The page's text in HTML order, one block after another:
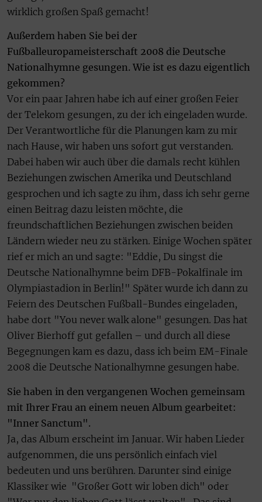
wirklich großen Spaß gemacht!
Außerdem haben Sie bei der
Fußballeuropameisterschaft 2008 die Deutsche
Nationalhymne gesungen. Wie ist es dazu eigentlich
gekommen?
Vor ein paar Jahren habe ich auf einer großen Feier
der Telekom gesungen, zu der ich eingeladen wurde.
Der Verantwortliche für die Planungen kam zu mir
nach Hause, wir haben uns sofort gut verstanden.
Dabei haben wir auch über die damals recht kühlen
Beziehungen zwischen Amerika und Deutschland
gesprochen und ich sagte zu ihm, dass ich sehr gerne
einen Beitrag dazu leisten möchte, die
freundschaftlichen Beziehungen zwischen beiden
Ländern wieder neu zu stärken. Einige Wochen später
rief er mich an und sagte: "Eddie, Du singst die
Deutsche Nationalhymne beim DFB-Pokalfinale im
Olympiastadion in Berlin!" Später wurde ich dann zu
Feiern des Deutschen Fußball-Bundes eingeladen,
habe dort "You never walk alone" gesungen. Das hat
Oliver Bierhoff gut gefallen – und durch all diese
Begegnungen kam es dazu, dass ich beim EM-Finale
2008 die Deutsche Nationalhymne gesungen habe.
Sie haben in den vergangenen Wochen gemeinsam
mit Ihrer Frau an einem neuen Album gearbeitet:
"Inner Sanctum".
Ja, das Album erscheint im Januar. Wir haben Lieder
aufgenommen, die uns persönlich einfach viel
bedeuten und uns berühren. Darunter sind einige
Klassiker wie "Großer Gott wir loben dich" oder